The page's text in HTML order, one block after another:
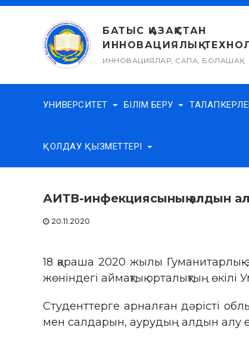
Skip
БАТЫС ҚАЗАҚСТАН
ИННОВАЦИЯЛЫҚ-
ИННОВАЦИЯЛАР, САПА, БОЛАШАҚ
УНИВЕРСИТЕТ БІЛІМ БЕРУ
ҚОЛДАУ ҚЫЗМЕТТЕРІ
АИТВ-инфекциясының алдын
20.11.2020
18 қараша 2020 жылы
жөніндегі аймақтық орталықтың өкілі
Студенттерге арналған дәрісті
мен салдарын, аурудың алдын алу